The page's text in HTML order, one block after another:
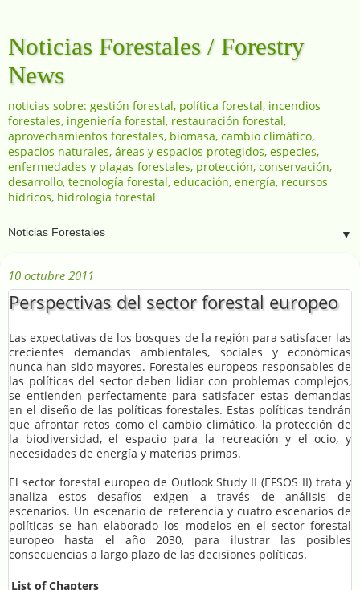
Noticias Forestales / Forestry
News
noticias sobre: gestión forestal, política forestal, incendios
forestales, ingeniería forestal, restauración forestal,
aprovechamientos forestales, biomasa, cambio climático,
espacios naturales, áreas y espacios protegidos, especies,
enfermedades y plagas forestales, protección, conservación,
desarrollo, tecnología forestal, educación, energía, recursos
hídricos, hidrología forestal
▼
10 octubre 2011
Perspectivas del sector forestal europeo
Las expectativas de los bosques de la región para satisfacer las
crecientes demandas ambientales, sociales y económicas
nunca han sido mayores. Forestales europeos responsables de
las políticas del sector deben lidiar con problemas complejos,
se entienden perfectamente para satisfacer estas demandas
en el diseño de las políticas forestales. Estas políticas tendrán
que afrontar retos como el cambio climático, la protección de
la biodiversidad, el espacio para la recreación y el ocio, y
necesidades de energía y materias primas.
El sector forestal europeo de Outlook Study II (EFSOS II) trata y
analiza estos desafíos exigen a través de análisis de
escenarios. Un escenario de referencia y cuatro escenarios de
políticas se han elaborado los modelos en el sector forestal
europeo hasta el año 2030, para ilustrar las posibles
consecuencias a largo plazo de las decisiones políticas.
List of Chapters